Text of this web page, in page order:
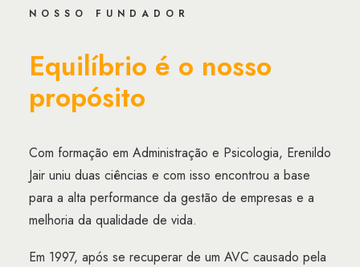
NOSSO FUNDADOR
Equilíbrio é o nosso
propósito
Com formação em Administração e Psicologia, Erenildo
Jair uniu duas ciências e com isso encontrou a base
para a alta performance da gestão de empresas e a
melhoria da qualidade de vida.
Em 1997, após se recuperar de um AVC causado pela